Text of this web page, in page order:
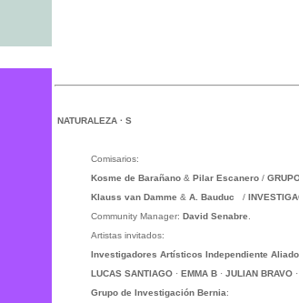
NATURALEZA · S
Comisarios:
Kosme de Barañano & Pilar Escanero /
Klauss van Damme & A. Bauduc /
Community Manager: David Senabre
Artistas invitados:
Investigadores Artísticos Independiente
LUCAS SANTIAGO · EMMA B · JULIAN BRAVO ·
Grupo de Investigación Bernia: